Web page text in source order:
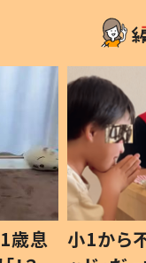
歳息
小1から